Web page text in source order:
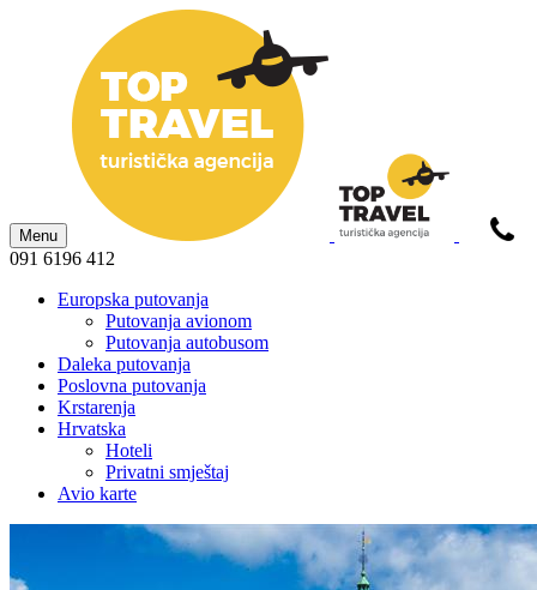
Menu
091 6196 412
Europska putovanja
Putovanja avionom
Putovanja autobusom
Daleka putovanja
Poslovna putovanja
Krstarenja
Hrvatska
Hoteli
Privatni smještaj
Avio karte